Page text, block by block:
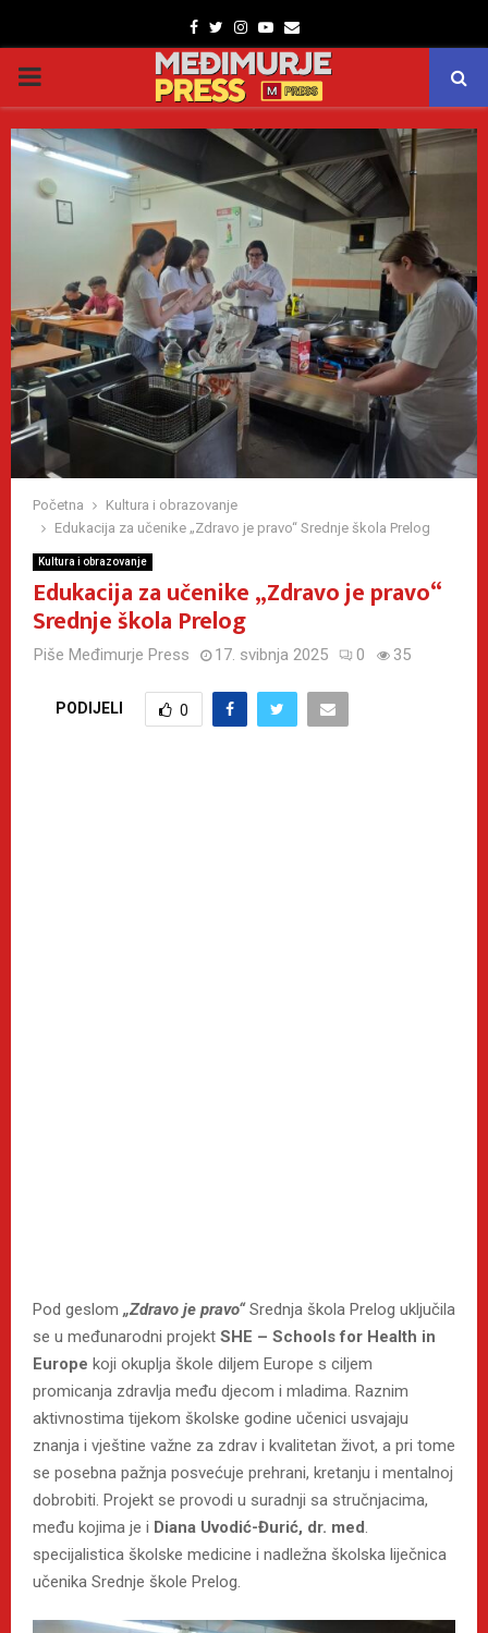
Facebook
TwitterInstagram
Youtube
Email
PRIMARY
MENU
Početna
Kultura i obrazovanje
Edukacija za učenike „Zdravo je pravo“ Srednje škola Prelog
Kultura i obrazovanje
Edukacija za učenike „Zdravo je pravo“
Srednje škola Prelog
Piše Međimurje Press 17. svibnja 2025 0 35
PODIJELI 0
Pod geslom „Zdravo je pravo“ Srednja škola Prelog uključila
se u međunarodni projekt SHE – Schools for Health in
Europe koji okuplja škole diljem Europe s ciljem
promicanja zdravlja među djecom i mladima. Raznim
aktivnostima tijekom školske godine učenici usvajaju
znanja i vještine važne za zdrav i kvalitetan život, a pri tome
se posebna pažnja posvećuje prehrani, kretanju i mentalnoj
dobrobiti. Projekt se provodi u suradnji sa stručnjacima,
među kojima je i Diana Uvodić-Đurić, dr. med.
specijalistica školske medicine i nadležna školska liječnica
učenika Srednje škole Prelog.